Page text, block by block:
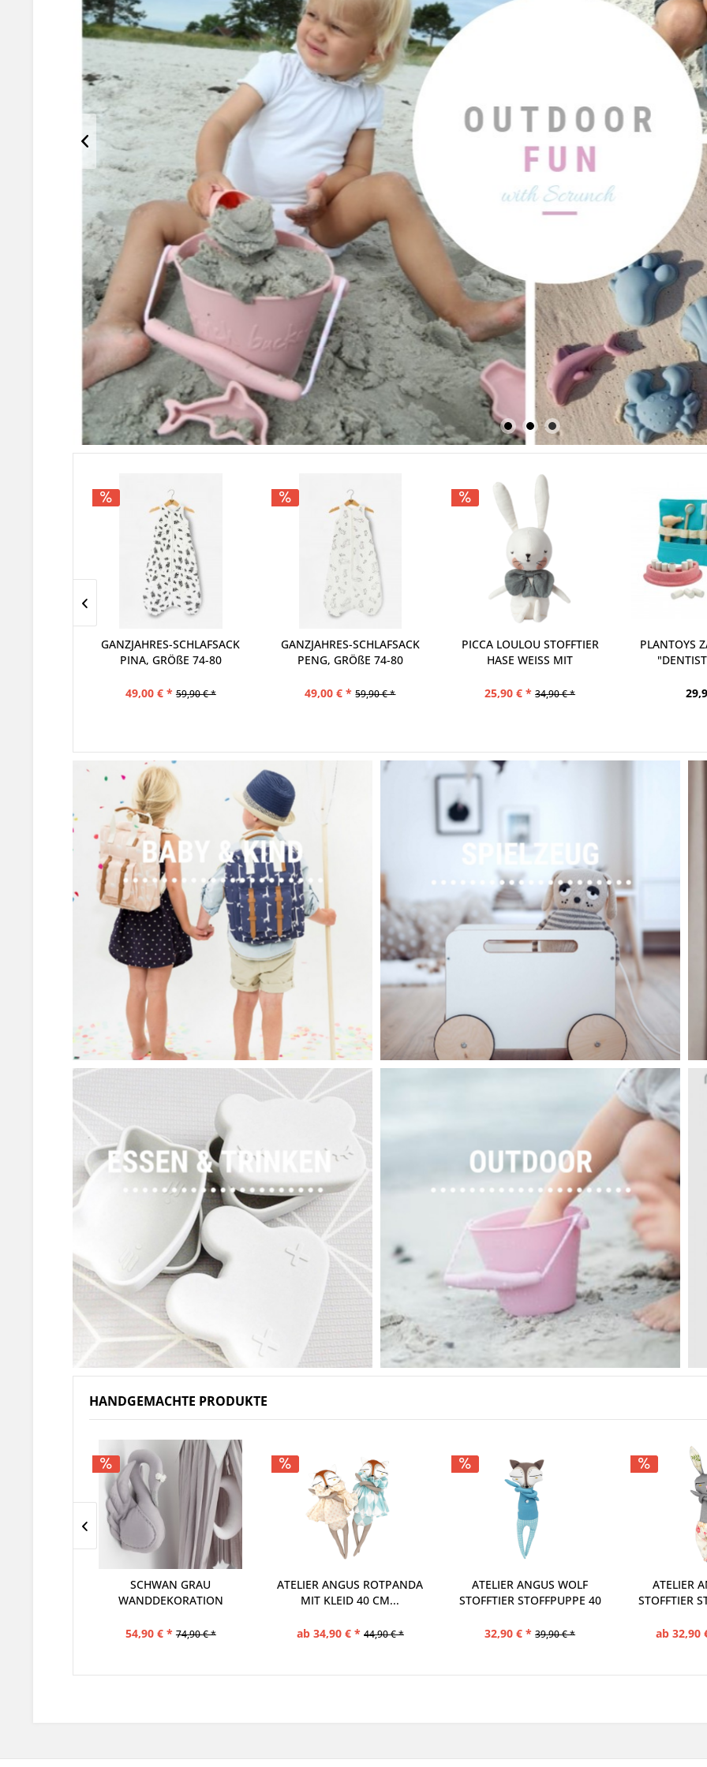
GANZJAHRES-SCHLAFSACK
PENG, GRÖßE 74-80
49,00 € * 59,90 € *
PICCA LOULOU STOFFTIER
HASE WEISS MIT
25,90 € * 34,90 € *
PLANTOYS ZAHNARZT-SET
"DENTIST SET" 3493
29,90 € *
PLANTOYS
HANDGEMACHTE PRODUKTE
ATELIER ANGUS ROTPANDA
MIT KLEID 40 CM...
ab 34,90 € * 44,90 € *
ATELIER ANGUS WOLF
STOFFTIER STOFFPUPPE 40
32,90 € * 39,90 € *
ATELIER ANGUS HASE
STOFFTIER STOFFPUPPE 25
ab 32,90 € * 39,90 € *
ATELIER
STOFFTIER
ab 34,90